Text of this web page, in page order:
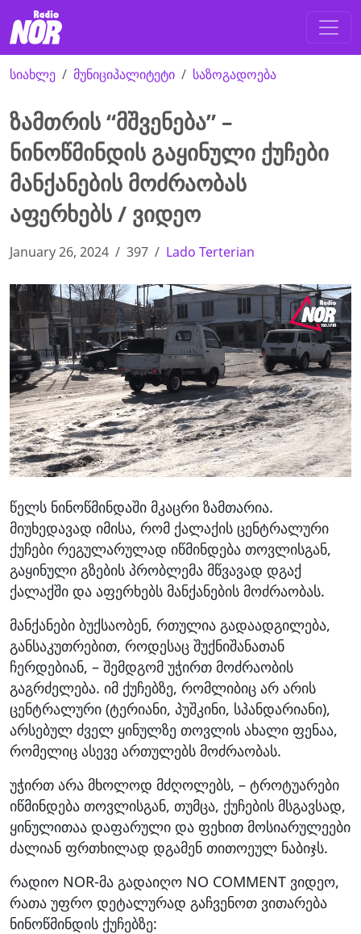
სიახლე მუნიციპალიტეტი საზოგადოება
ზამთრის “მშვენება” –
ნინოწმინდის გაყინული ქუჩები
მანქანების მოძრაობას
აფერხებს / ვიდეო
January 26, 2024 397 Lado Terterian
წელს ნინოწმინდაში მკაცრი ზამთარია.
მიუხედავად იმისა, რომ ქალაქის ცენტრალური
ქუჩები რეგულარულად იწმინდება თოვლისგან,
გაყინული გზების პრობლემა მწვავად დგაქ
ქალაქში და აფერხებს მანქანების მოძრაობას.
მანქანები ბუქსაობენ, რთულია გადაადგილება,
განსაკუთრებით, როდესაც შუქნიშანათან
ჩერდებიან, – შემდგომ უჭირთ მოძრაობის
გაგრძელება. იმ ქუჩებზე, რომლიბიც არ არის
ცენტრალური (ტერიანი, პუშკინი, სპანდარიანი),
არსებულ ძველ ყინულზე თოვლის ახალი ფენაა,
რომელიც ასევე ართულებს მოძრაობას.
უჭირთ არა მხოლოდ მძღოლებს, – ტროტუარები
იწმინდება თოვლისგან, თუმცა, ქუჩების მსგავსად,
ყინულითაა დაფარული და ფეხით მოსიარულეები
ძალიან ფრთხილად დგამენ თითოეულ ნაბიჯს.
რადიო NOR-მა გადაიღო NO COMMENT ვიდეო,
რათა უფრო დეტალურად გაჩვენოთ ვითარება
ნინოწმინდის ქუჩებზე: